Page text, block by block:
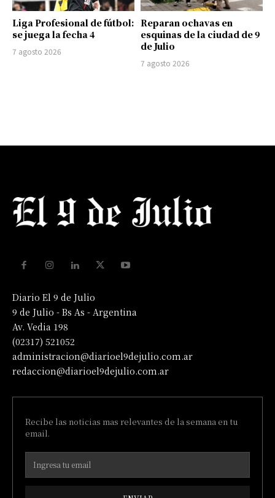
Liga Profesional de fútbol:
se juega la fecha 4
7 agosto 2026
Reparan ochavas en
esquinas de la ciudad de 9
de Julio
7 agosto 2026
Diario El 9 de Julio
9 de Julio - Bs As - Argentina
Av. Vedia 198
(02317) 521052
administracion@diarioel9dejulio.com.ar
redaccion@diarioel9dejulio.com.ar
Recibe las noticias mas relevantes de la semana en tu
email.